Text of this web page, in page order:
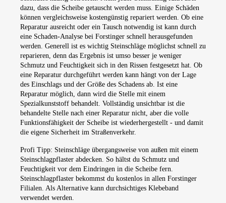
dazu, dass die Scheibe getauscht werden muss. Einige Schäden
können vergleichsweise kostengünstig repariert werden. Ob eine
Reparatur ausreicht oder ein Tausch notwendig ist kann durch
eine Schaden-Analyse bei Forstinger schnell herausgefunden
werden. Generell ist es wichtig Steinschläge möglichst schnell zu
reparieren, denn das Ergebnis ist umso besser je weniger
Schmutz und Feuchtigkeit sich in den Rissen festgesetzt hat. Ob
eine Reparatur durchgeführt werden kann hängt von der Lage
des Einschlags und der Größe des Schadens ab. Ist eine
Reparatur möglich, dann wird die Stelle mit einem
Spezialkunststoff behandelt. Vollständig unsichtbar ist die
behandelte Stelle nach einer Reparatur nicht, aber die volle
Funktionsfähigkeit der Scheibe ist wiederhergestellt - und damit
die eigene Sicherheit im Straßenverkehr.
Profi Tipp: Steinschläge übergangsweise von außen mit einem
Steinschlagpflaster abdecken. So hältst du Schmutz und
Feuchtigkeit vor dem Eindringen in die Scheibe fern.
Steinschlagpflaster bekommst du kostenlos in allen Forstinger
Filialen. Als Alternative kann durchsichtiges Klebeband
verwendet werden.